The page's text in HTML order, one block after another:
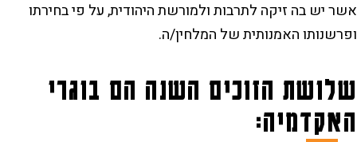
אשר יש בה זיקה לתרבות ולמורשת היהודית, על פי בחירתו
ופרשנותו האמנותית של המלחין/ה.
שלושת הזוכים השנה הם בוגרי
האקדמיה: